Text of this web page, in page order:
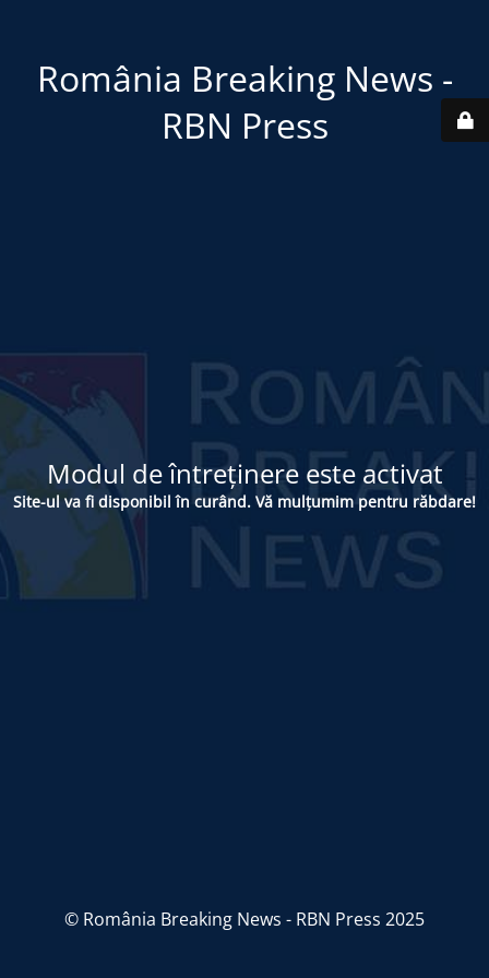
România Breaking News -
RBN Press
Modul de întreținere este activat
Site-ul va fi disponibil în curând. Vă mulțumim pentru răbdare!
© România Breaking News - RBN Press 2025